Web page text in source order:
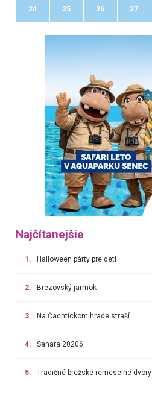
24 25 26 27
Najčítanejšie
1. Halloween párty pre deti
2. Brezovský jarmok
3. Na Čachtickom hrade straší
4. Sahara 20206
5. Tradičné brežské remeselné dvory